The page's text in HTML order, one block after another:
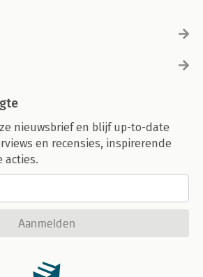
nieuwsbrief en blijf up-to-date
en recensies, inspirerende
acties.
Aanmelden